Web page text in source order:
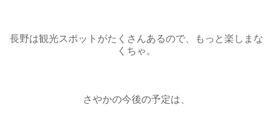
長野は観光スポットがたくさんあるので、もっと楽しまな
くちゃ。
さやかの今後の予定は、